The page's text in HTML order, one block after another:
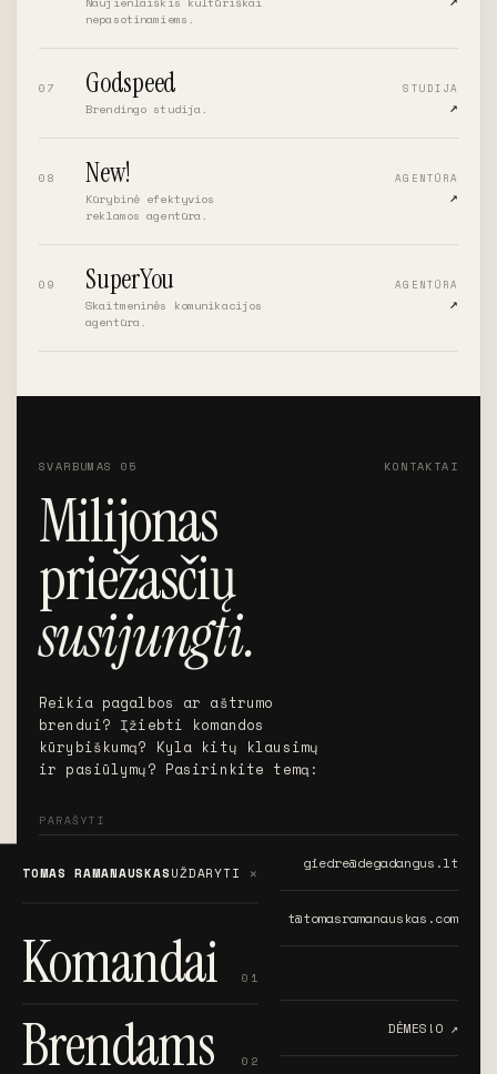
nepasotinamiems.
07 Godspeed
Brendingo studija.
STUDIJA
↗︎
08 New!
Kūrybinė efektyvios
reklamos agentūra.
AGENTŪRA
↗︎
09 SuperYou
Skaitmeninės komunikacijos
agentūra.
AGENTŪRA
↗︎
SVARBUMAS 05 KONTAKTAI
Milijonas
priežasčių
susijungti.
Reikia pagalbos ar aštrumo
brendui? Įžiebti komandos
kūrybiškumą? Kyla kitų klausimų
ir pasiūlymų? Pasirinkite temą:
PARAŠYTI
giedre@degadangus.lt
t@tomasramanauskas.com
SEKTI
APIE BRENDUS IR AUDITORIJAS DĖMES!O ↗︎
TOMAS RAMANAUSKASUŽDARYTI
Komandai 01
Brendams 02